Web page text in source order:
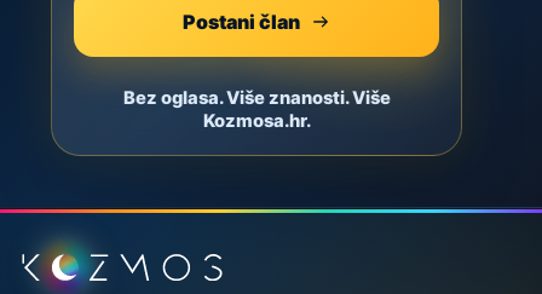
Postani član
Bez oglasa. Više znanosti. Više
Kozmosa.hr.
Podnožje stranice